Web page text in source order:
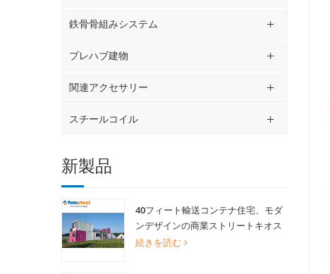
鉄骨骨組みシステム
プレハブ建物
関連アクセサリー
スチールコイル
新製品
40フィート輸送コンテナ住宅、モダ
ンデザインの商業ストリートキオス
ク用景観ショップ
続きを読む